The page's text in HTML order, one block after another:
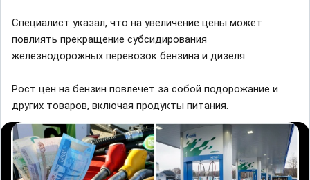
Специалист указал, что на увеличение цены может
повлиять прекращение субсидирования
железнодорожных перевозок бензина и дизеля.
Рост цен на бензин повлечет за собой подорожание и
других товаров, включая продукты питания.